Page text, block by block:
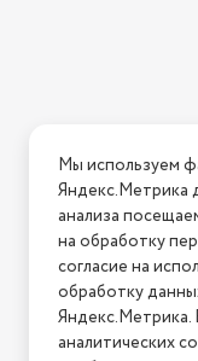
Интерфейс
Ширина
Количество клавиш
Высота
Нашли
2026 ©
Мы используем
Яндекс.Метрика
анализа
на обработку
согласие на
обработку
Яндекс.Метрика.
аналитических